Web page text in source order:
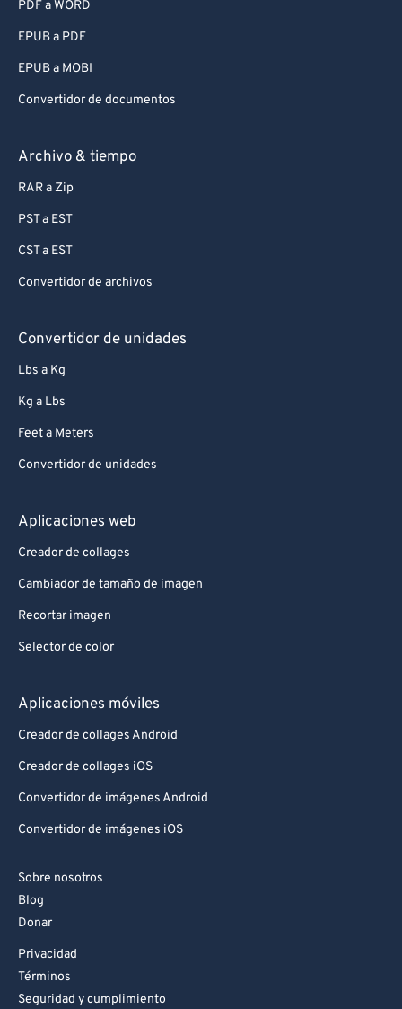
PDF a WORD
EPUB a PDF
EPUB a MOBI
Convertidor de documentos
Archivo & tiempo
RAR a Zip
PST a EST
CST a EST
Convertidor de archivos
Convertidor de unidades
Lbs a Kg
Kg a Lbs
Feet a Meters
Convertidor de unidades
Aplicaciones web
Creador de collages
Cambiador de tamaño de imagen
Recortar imagen
Selector de color
Aplicaciones móviles
Creador de collages Android
Creador de collages iOS
Convertidor de imágenes Android
Convertidor de imágenes iOS
Sobre nosotros
Blog
Donar
Privacidad
Términos
Seguridad y cumplimiento